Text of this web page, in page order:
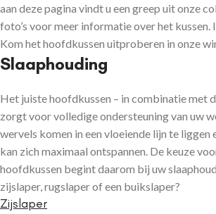
aan deze pagina vindt u een greep uit onze
foto’s voor meer informatie over het kussen.
Kom het hoofdkussen uitproberen in onze
Slaaphouding
Het juiste hoofdkussen – in combinatie met
zorgt voor volledige ondersteuning van uw
wervels komen in een vloeiende lijn te liggen
kan zich maximaal ontspannen. De keuze
hoofdkussen begint daarom bij uw
zijslaper, rugslaper of een buikslaper?
Zijslaper